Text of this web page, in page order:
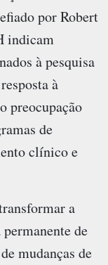
por Robert
indicam
à pesquisa
à
preocupação
de
clínico e
a
de
mudanças de